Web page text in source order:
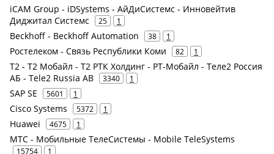
iCAM Group - iDSystems - АйДиСистемс - Инновейтив
Диджитал Системс
25 1
Beckhoff - Beckhoff Automation 38 1
Ростелеком - Связь Республики Коми 82 1
Т2 - Т2 Мобайл - Т2 РТК Холдинг - РТ-Мобайл - Теле2 Россия
АБ - Tele2 Russia AB
3340 1
SAP SE 5601 1
Cisco Systems 5372 1
Huawei 4675 1
МТС - Мобильные ТелеСистемы - Mobile TeleSystems
15754 1